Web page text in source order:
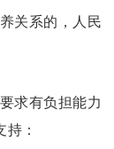
关系的，人民
求有负担能力
：